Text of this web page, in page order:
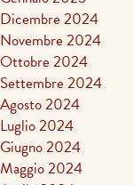
Dicembre 2024
Novembre 2024
Ottobre 2024
Settembre 2024
Agosto 2024
Luglio 2024
Giugno 2024
Maggio 2024